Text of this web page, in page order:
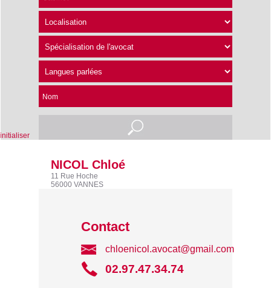
Nom
NICOL Chloé
11 Rue Hoche
56000 VANNES
Contact
chloenicol.avocat@gmail.com
02.97.47.34.74